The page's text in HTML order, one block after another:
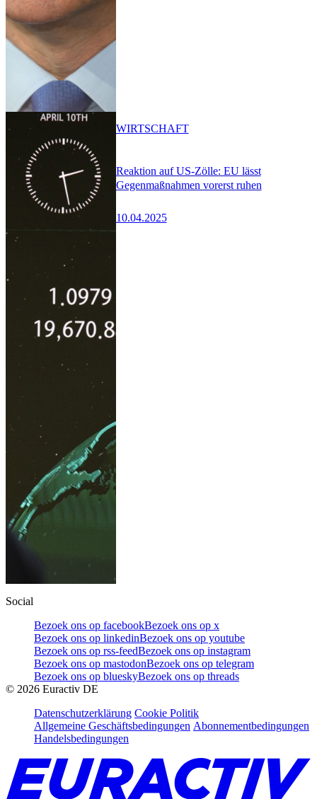
Reaktion auf US-Zölle: EU lässt
Gegenmaßnahmen vorerst ruhen
10.04.2025
WIRTSCHAFT
Social
Bezoek ons op facebookBezoek ons op x
Bezoek ons op linkedinBezoek ons op youtube
Bezoek ons op rss-feedBezoek ons op instagram
Bezoek ons op mastodonBezoek ons op telegram
Bezoek ons op blueskyBezoek ons op threads
© 2026 Euractiv DE
Datenschutzerklärung Cookie Politik
Allgemeine Geschäftsbedingungen Abonnementbedingungen
Handelsbedingungen